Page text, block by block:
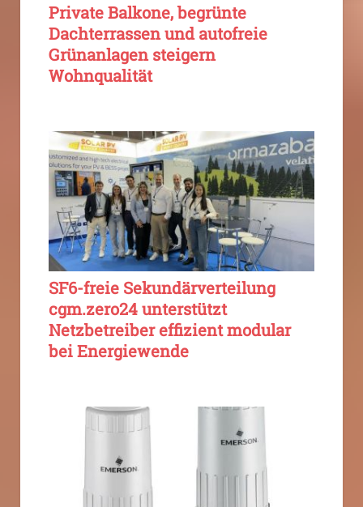
Private Balkone, begrünte
Dachterrassen und autofreie
Grünanlagen steigern
Wohnqualität
SF6-freie Sekundärverteilung
cgm.zero24 unterstützt
Netzbetreiber effizient modular
bei Energiewende